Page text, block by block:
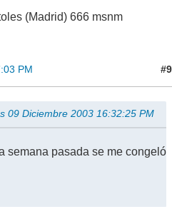
(Madrid) 666 msnm
PM #9
09 Diciembre 2003 16:32:25 PM
semana pasada se me congeló